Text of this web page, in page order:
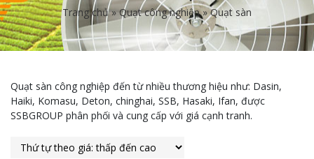
Trang chủ»Quạt công nghiệp»Quạt sàn
Quạt sàn công nghiệp đến từ nhiều thương hiệu như: Dasin,
Haiki, Komasu, Deton, chinghai, SSB, Hasaki, Ifan, được
SSBGROUP phân phối và cung cấp với giá cạnh tranh.